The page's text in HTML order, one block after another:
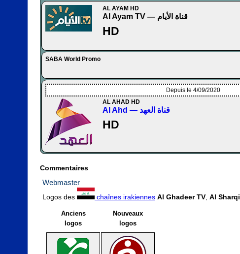
AL AYAM HD
Al Ayam TV — قناة الأيام
HD
SABA World Promo
Depuis le 4/09/2020
AL AHAD HD
Al Ahd — قناة العهد
HD
Commentaires
Webmaster
Logos des chaînes irakiennes Al Ghadeer TV Al
Anciens
logos
Nouveaux
logos